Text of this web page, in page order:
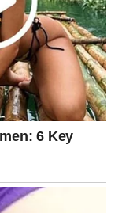
obrte. Naredni
pravcu, ali to je